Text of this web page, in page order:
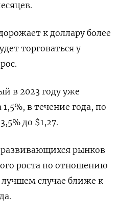
к доллару более
торговаться у
в 2023 году уже
в течение года, по
до $1,27.
рынков
роста по отношению
случае ближе к